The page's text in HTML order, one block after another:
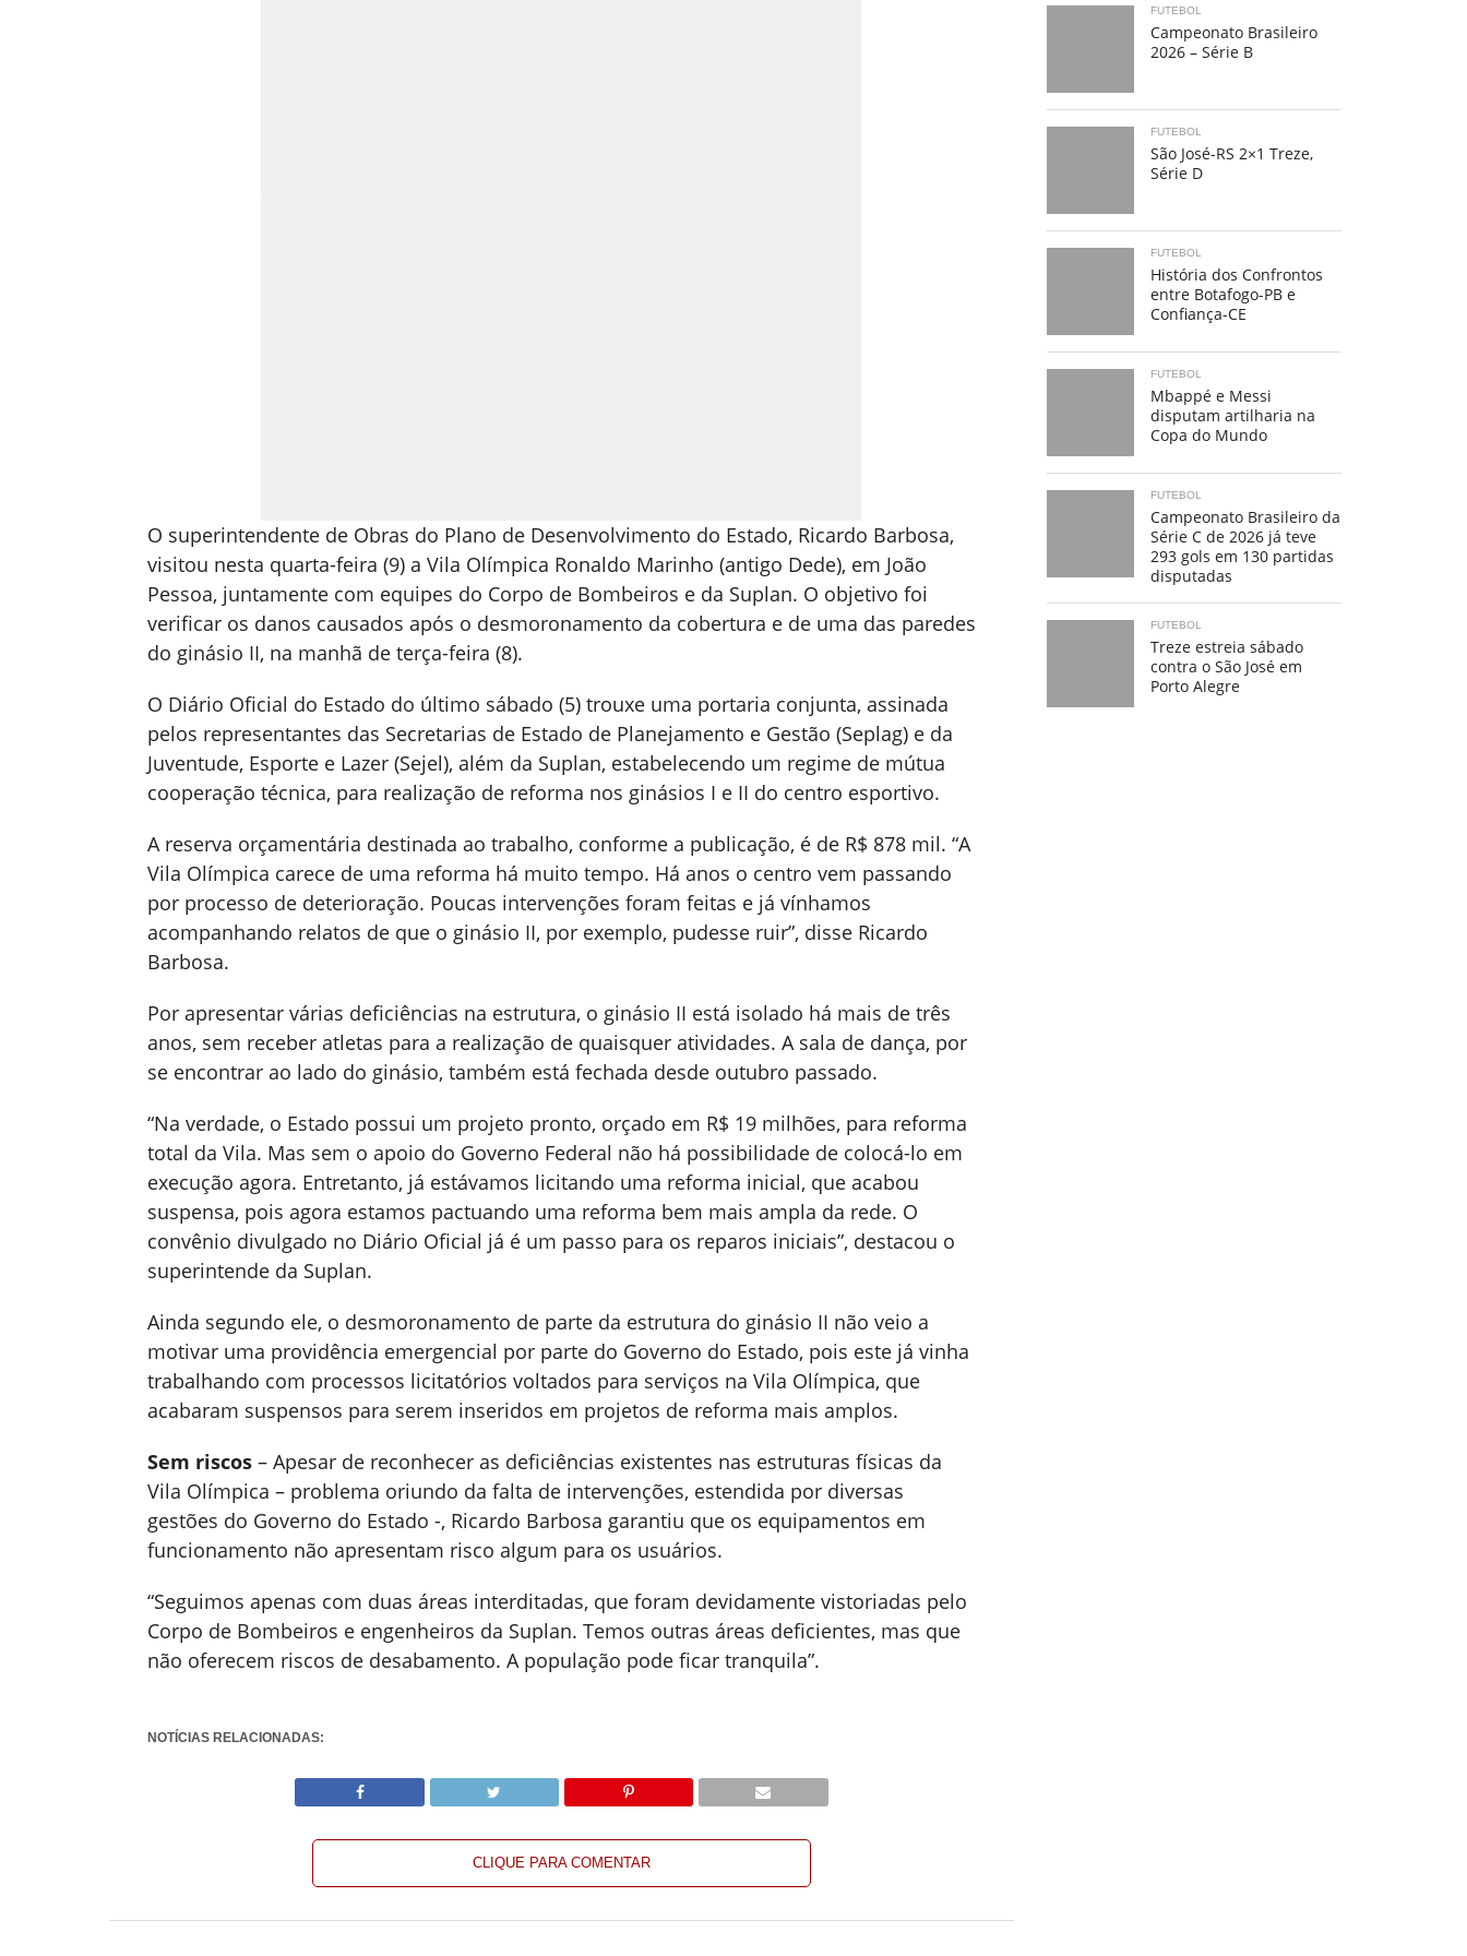
O superintendente de Obras do Plano de Desenvolvimento do Estado, Ricardo Barbosa,
visitou nesta quarta-feira (9) a Vila Olímpica Ronaldo Marinho (antigo Dede), em João
Pessoa, juntamente com equipes do Corpo de Bombeiros e da Suplan. O objetivo foi
verificar os danos causados após o desmoronamento da cobertura e de uma das paredes
do ginásio II, na manhã de terça-feira (8).
O Diário Oficial do Estado do último sábado (5) trouxe uma portaria conjunta, assinada
pelos representantes das Secretarias de Estado de Planejamento e Gestão (Seplag) e da
Juventude, Esporte e Lazer (Sejel), além da Suplan, estabelecendo um regime de mútua
cooperação técnica, para realização de reforma nos ginásios I e II do centro esportivo.
A reserva orçamentária destinada ao trabalho, conforme a publicação, é de R$ 878 mil. “A
Vila Olímpica carece de uma reforma há muito tempo. Há anos o centro vem passando
por processo de deterioração. Poucas intervenções foram feitas e já vínhamos
acompanhando relatos de que o ginásio II, por exemplo, pudesse ruir”, disse Ricardo
Barbosa.
Por apresentar várias deficiências na estrutura, o ginásio II está isolado há mais de três
anos, sem receber atletas para a realização de quaisquer atividades. A sala de dança, por
se encontrar ao lado do ginásio, também está fechada desde outubro passado.
“Na verdade, o Estado possui um projeto pronto, orçado em R$ 19 milhões, para reforma
total da Vila. Mas sem o apoio do Governo Federal não há possibilidade de colocá-lo em
execução agora. Entretanto, já estávamos licitando uma reforma inicial, que acabou
suspensa, pois agora estamos pactuando uma reforma bem mais ampla da rede. O
convênio divulgado no Diário Oficial já é um passo para os reparos iniciais”, destacou o
superintende da Suplan.
Ainda segundo ele, o desmoronamento de parte da estrutura do ginásio II não veio a
motivar uma providência emergencial por parte do Governo do Estado, pois este já vinha
trabalhando com processos licitatórios voltados para serviços na Vila Olímpica, que
acabaram suspensos para serem inseridos em projetos de reforma mais amplos.
Sem riscos– Apesar de reconhecer as deficiências existentes nas estruturas físicas da
Vila Olímpica – problema oriundo da falta de intervenções, estendida por diversas
gestões do Governo do Estado -, Ricardo Barbosa garantiu que os equipamentos em
funcionamento não apresentam risco algum para os usuários.
“Seguimos apenas com duas áreas interditadas, que foram devidamente vistoriadas pelo
Corpo de Bombeiros e engenheiros da Suplan. Temos outras áreas deficientes, mas que
não oferecem riscos de desabamento. A população pode ficar tranquila”.
NOTÍCIAS RELACIONADAS:
CLIQUE PARA COMENTAR
FUTEBOL
Campeonato Brasileiro
2026 – Série B
FUTEBOL
São José-RS 2×1 Treze,
Série D
FUTEBOL
História dos Confrontos
entre Botafogo-PB e
Confiança-CE
FUTEBOL
Mbappé e Messi
disputam artilharia na
Copa do Mundo
FUTEBOL
Campeonato Brasileiro da
Série C de 2026 já teve
293 gols em 130 partidas
disputadas
FUTEBOL
Treze estreia sábado
contra o São José em
Porto Alegre